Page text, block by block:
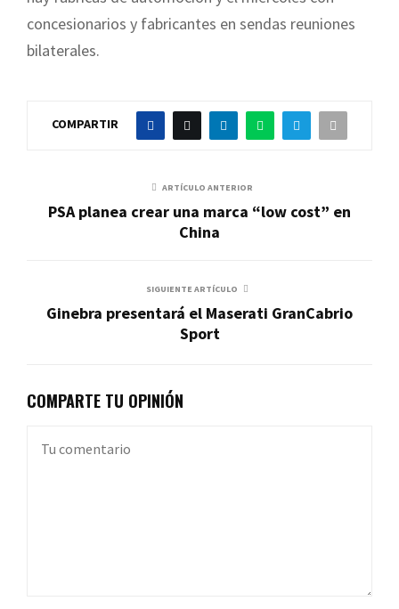
concesionarios y fabricantes en sendas reuniones
bilaterales.
COMPARTIR
ARTÍCULO ANTERIOR
PSA planea crear una marca “low cost” en
China
SIGUIENTE ARTÍCULO
Ginebra presentará el Maserati GranCabrio
Sport
COMPARTE TU OPINIÓN